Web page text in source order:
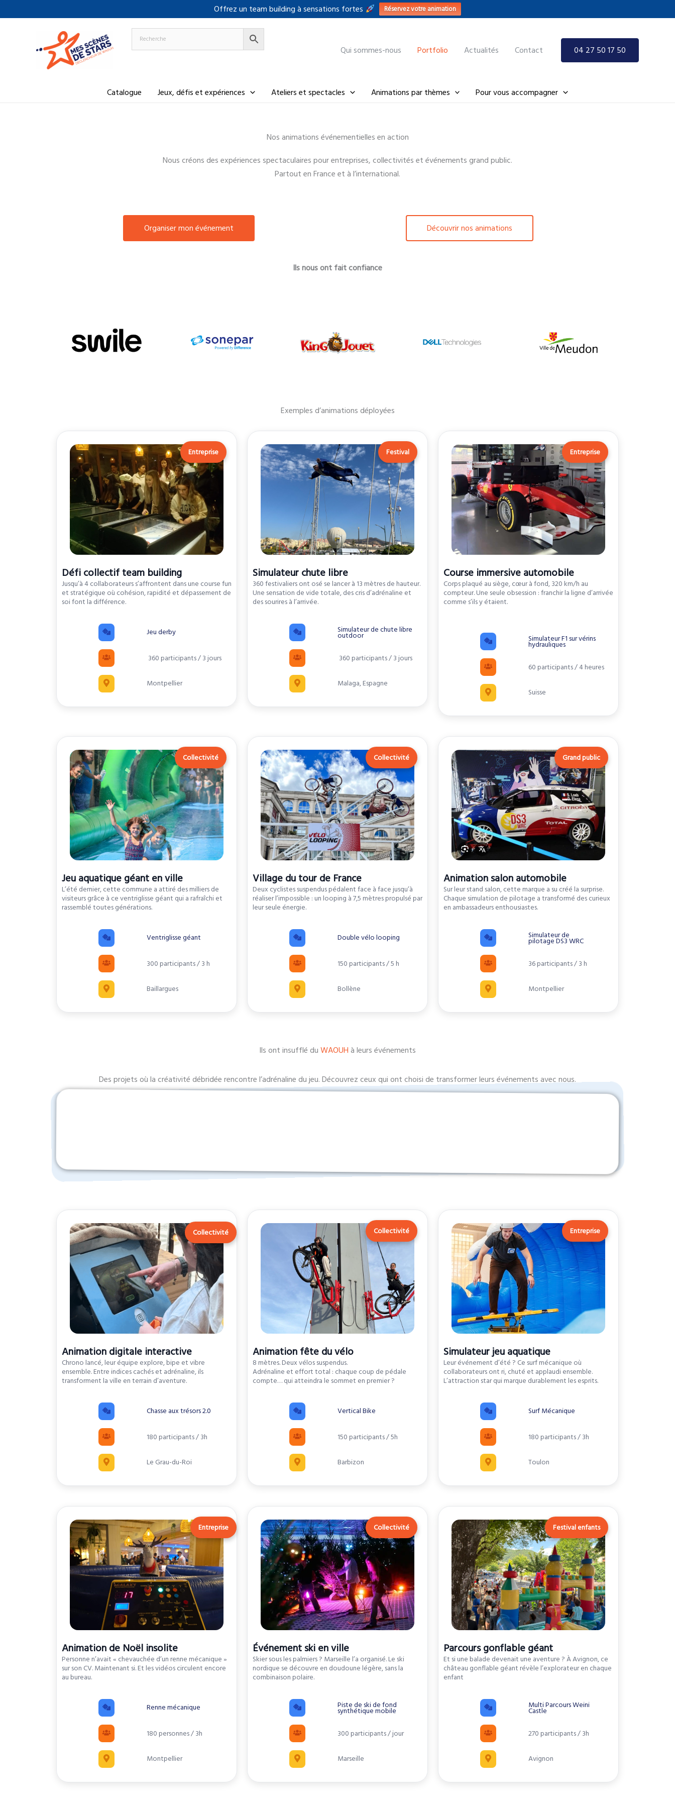
Offrez un team building à sensations fortes Réservez votre animation
au
Qui sommes-nous
Portfolio Actualités Contact 04 27 50 17 50
Catalogue Jeux, défis et expériences Ateliers et spectacles Animations par thèmes Pour vous accompagner
Nos animations événementielles en action
Nous créons des expériences spectaculaires pour entreprises, collectivités et événements grand public.
Partout en France et à l’international.
Organiser mon événement Découvrir nos animations
Ils nous ont fait confiance
Exemples d’animations déployées
Défi collectif team building
Jusqu’à 4 collaborateurs s’affrontent dans une course fun
et stratégique où cohésion, rapidité et dépassement de
soi font la différence.
Entreprise
Jeu derby
360 participants / 3 jours
Montpellier
Simulateur chute libre
360 festivaliers ont osé se lancer à 13 mètres de hauteur.
Une sensation de vide totale, des cris d’adrénaline et
des sourires à l’arrivée.
Simulateur de chute libre
outdoor
360 participants / 3 jours
Malaga, Espagne
Festival
Course immersive automobile
Corps plaqué au siège, cœur à fond, 320 km/h au
compteur. Une seule obsession : franchir la ligne d’arrivée
comme s’ils y étaient.
Entreprise
Simulateur F1 sur vérins
hydrauliques
60 participants / 4 heures
Suisse
Jeu aquatique géant en ville
L’été dernier, cette commune a attiré des milliers de
visiteurs grâce à ce ventriglisse géant qui a rafraîchi et
rassemblé toutes générations.
Collectivité
Ventriglisse géant
300 participants / 3 h
Baillargues
Village du tour de France
Deux cyclistes suspendus pédalent face à face jusqu’à
réaliser l’impossible : un looping à 7,5 mètres propulsé par
leur seule énergie.
Collectivité
Double vélo looping
150 participants / 5 h
Bollène
Animation salon automobile
Sur leur stand salon, cette marque a su créé la surprise.
Chaque simulation de pilotage a transformé des curieux
en ambassadeurs enthousiastes.
Grand public
Simulateur de
pilotage DS3 WRC
36 participants / 3 h
Montpellier
Ils ont insufflé du WAOUH à leurs événements
Des projets où la créativité débridée rencontre l’adrénaline du jeu. Découvrez ceux qui ont choisi de transformer leurs événements avec nous.
Animation digitale interactive
Chrono lancé, leur équipe explore, bipe et vibre
ensemble. Entre indices cachés et adrénaline, ils
transforment la ville en terrain d’aventure.
Collectivité
Chasse aux trésors 2.0
180 participants / 3h
Le Grau-du-Roi
Animation fête du vélo
8 mètres. Deux vélos suspendus.
Adrénaline et effort total : chaque coup de pédale
compte… qui atteindra le sommet en premier ?
Collectivité
Vertical Bike
150 participants / 5h
Barbizon
Simulateur jeu aquatique
Leur événement d’été ? Ce surf mécanique où
collaborateurs ont ri, chuté et applaudi ensemble.
L’attraction star qui marque durablement les esprits.
Entreprise
Surf Mécanique
180 participants / 3h
Toulon
Animation de Noël insolite
Personne n’avait « chevauchée d’un renne mécanique »
sur son CV. Maintenant si. Et les vidéos circulent encore
au bureau.
Entreprise
Renne mécanique
180 personnes / 3h
Montpellier
Événement ski en ville
Skier sous les palmiers ? Marseille l’a organisé. Le ski
nordique se découvre en doudoune légère, sans la
combinaison polaire.
Collectivité
Piste de ski de fond
synthétique mobile
300 participants / jour
Marseille
Parcours gonflable géant
Et si une balade devenait une aventure ? À Avignon, ce
château gonflable géant révèle l’explorateur en chaque
enfant
Festival enfants
Multi Parcours Weini
Castle
270 participants / 3h
Avignon